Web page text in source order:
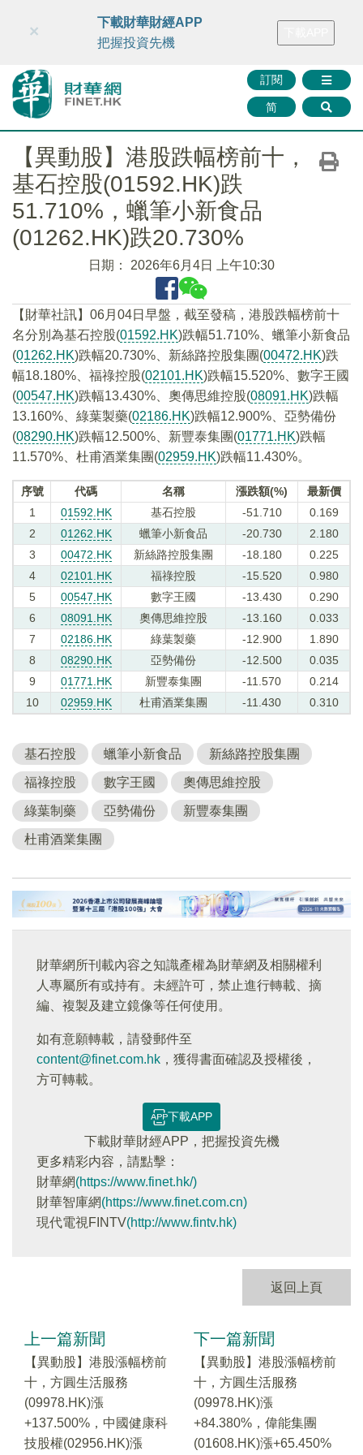
財華智庫網 FINTV FINMETA 財華證券 媒體矩陣
訂閱
简
×
下載財華財經APP
把握投資先機
【異動股】港股跌幅榜前十，
基石控股(01592.HK)跌
51.710%，蠟筆小新食品
(01262.HK)跌20.730%
日期： 2026年6月4日 上午10:30
【財華社訊】06月04日早盤，截至發稿，港股跌幅榜前十
名分別為基石控股(01592.HK)跌幅51.710%、蠟筆小新食品
(01262.HK)跌幅20.730%、新絲路控股集團(00472.HK)跌
幅18.180%、福祿控股(02101.HK)跌幅15.520%、數字王國
(00547.HK)跌幅13.430%、奧傳思維控股(08091.HK)跌幅
13.160%、綠葉製藥(02186.HK)跌幅12.900%、亞勢備份
(08290.HK)跌幅12.500%、新豐泰集團(01771.HK)跌幅
11.570%、杜甫酒業集團(02959.HK)跌幅11.430%。
序號 代碼 名稱 漲跌額(%)
最新價
1
01592.HK 基石控股 -51.710
0.169
2
01262.HK 蠟筆小新食品 -20.730
2.180
3
00472.HK 新絲路控股集團 -18.180
0.225
4
02101.HK 福祿控股 -15.520
0.980
5
00547.HK 數字王國 -13.430
0.290
6
08091.HK 奧傳思維控股 -13.160
0.033
7
02186.HK 綠葉製藥 -12.900
1.890
8
08290.HK 亞勢備份 -12.500
0.035
9
01771.HK 新豐泰集團 -11.570
0.214
10
02959.HK 杜甫酒業集團 -11.430 0.310
基石控股 蠟筆小新食品 新絲路控股集團
福祿控股 數字王國 奧傳思維控股
綠葉制藥 亞勢備份 新豐泰集團
杜甫酒業集團
財華網所刊載內容之知識產權為財華網及相關權利
人專屬所有或持有。未經許可，禁止進行轉載、摘
編、複製及建立鏡像等任何使用。
如有意願轉載，請發郵件至
content@finet.com.hk ，獲得書面確認及授權後，
方可轉載。
下載APP
下載財華財經APP，把握投資先機
更多精彩内容，請點擊：
財華網(https://www.finet.hk/)
財華智庫網(https://www.finet.com.cn)
現代電視FINTV(http://www.fintv.hk)
返回上頁
上一篇新聞
【異動股】港股漲幅榜前
十，方圓生活服務
(09978.HK)漲
+137.500%，中國健康科
技股權(02956.HK)漲
下一篇新聞
【異動股】港股漲幅榜前
十，方圓生活服務
(09978.HK)漲
+84.380%，偉能集團
(01608.HK)漲+65.450%